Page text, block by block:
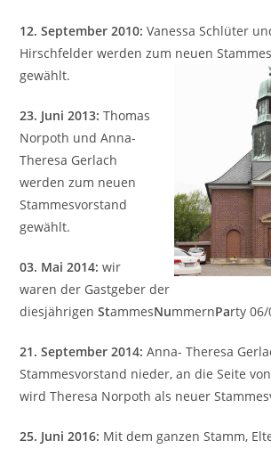
12. September 2010: Vanessa Schlüter
Hirschfelder werden zum neuen
gewählt.
23. Juni 2013: Thomas
Norpoth und Anna-
Theresa Gerlach
werden zum neuen
Stammesvorstand
gewählt.
03. Mai 2014: wir
waren der Gastgeber der
diesjährigenStammesNummernParty
21. September 2014: Anna- Theresa
Stammesvorstand nieder, an die Seite
wird Theresa Norpoth als neuer
25. Juni 2016: Mit dem ganzen Stamm,